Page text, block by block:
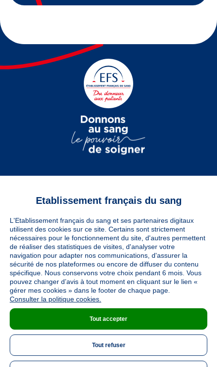
Vous êtes
Informations légales
Utiles
À découvrir
Nous suivre
Instagram
Facebook
YouTube
Etablissement français du sang
L'Etablissement français du sang et ses partenaires digitaux
utilisent des cookies sur ce site. Certains sont strictement
nécessaires pour le fonctionnement du site, d'autres permettent
de réaliser des statistiques de visites, d'analyser votre
navigation pour adapter nos communications, d'assurer la
sécurité de nos plateformes ou encore de diffuser du contenu
spécifique. Nous conservons votre choix pendant 6 mois. Vous
pouvez changer d’avis à tout moment en cliquant sur le lien «
gérer mes cookies » dans le footer de chaque page.
Consulter la politique cookies.
Tout accepter
Tout refuser